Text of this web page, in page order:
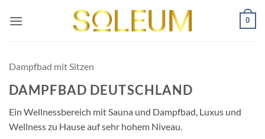
Inhalt
0
Dampfbad mit Sitzen
DAMPFBAD DEUTSCHLAND
Ein Wellnessbereich mit Sauna und Dampfbad, Luxus und
Wellness zu Hause auf sehr hohem Niveau.